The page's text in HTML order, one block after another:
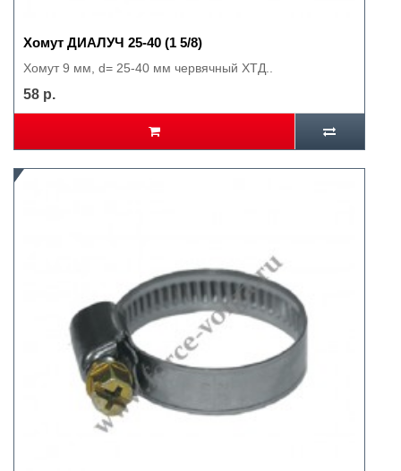
Хомут ДИАЛУЧ 25-40 (1 5/8)
Хомут 9 мм, d= 25-40 мм червячный ХТД..
58 р.